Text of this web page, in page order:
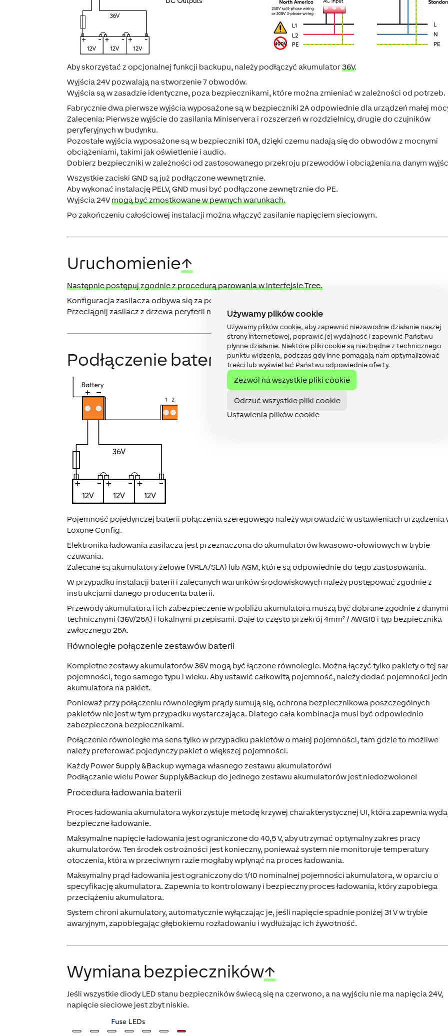
Używamy plików cookie
Używamy plików cookie, aby zapewnić niezawodne działanie naszej
strony internetowej, poprawić jej wydajność i zapewnić Państwu
płynne działanie. Niektóre pliki cookie są niezbędne z technicznego
punktu widzenia, podczas gdy inne pomagają nam optymalizować
treści lub wyświetlać Państwu odpowiednie oferty.
Zezwól na wszystkie pliki cookie
Odrzuć wszystkie pliki cookie
Ustawienia plików cookie
Aby skorzystać z opcjonalnej funkcji backupu, należy podłączyć akumulator36V.
Wyjścia 24V pozwalają na stworzenie 7 obwodów.
Wyjścia są w zasadzie identyczne, poza bezpiecznikami, które można zmieniać w zależności od potrzeb.
Fabrycznie dwa pierwsze wyjścia wyposażone są w bezpieczniki 2A odpowiednie dla urządzeń małej
Zalecenia: Pierwsze wyjście do zasilania Miniservera i rozszerzeń w rozdzielnicy, drugie do czujników
peryferyjnych w budynku.
Pozostałe wyjścia wyposażone są w bezpieczniki 10A, dzięki czemu nadają się do obwodów z mocnymi
obciążeniami, takimi jak oświetlenie i audio.
Dobierz bezpieczniki w zależności od zastosowanego przekroju przewodów i obciążenia na danym
Wszystkie zaciski GND są już podłączone wewnętrznie.
Aby wykonać instalację PELV, GND musi być podłączone zewnętrznie do PE.
Wyjścia 24Vmogą być zmostkowane w pewnych warunkach.
Po zakończeniu całościowej instalacji można włączyć zasilanie napięciem sieciowym.
Uruchomienie↑
Następnie postępuj zgodnie z procedurą parowania w interfejsie Tree.
Konfiguracja zasilacza odbywa się za pomocą
Przeciągnij zasilacz z drzewa peryferii na stronę programowania, aby wstawić blok funkcyjny.
Podłączenie baterii ↑
Pojemność pojedynczej baterii połączenia szeregowego należy wprowadzić w ustawieniach urządzenia
Loxone Config.
Elektronika ładowania zasilacza jest przeznaczona do akumulatorów kwasowo-ołowiowych w trybie
czuwania.
Zalecane są akumulatory żelowe (VRLA/SLA) lub AGM, które są odpowiednie do tego zastosowania.
W przypadku instalacji baterii i zalecanych warunków środowiskowych należy postępować zgodnie z
instrukcjami danego producenta baterii.
Przewody akumulatora i ich zabezpieczenie w pobliżu akumulatora muszą być dobrane zgodnie z
technicznymi (36V/25A) i lokalnymi przepisami. Daje to często przekrój 4mm² / AWG10 i typ bezpiecznika
zwłocznego 25A.
Równoległe połączenie zestawów baterii
Kompletne zestawy akumulatorów 36V mogą być łączone równolegle. Można łączyć tylko pakiety o tej
pojemności, tego samego typu i wieku. Aby ustawić całkowitą pojemność, należy dodać pojemności
akumulatora na pakiet.
Ponieważ przy połączeniu równoległym prądy sumują się, ochrona bezpiecznikowa poszczególnych
pakietów nie jest w tym przypadku wystarczająca. Dlatego cała kombinacja musi być odpowiednio
zabezpieczona bezpiecznikami.
Połączenie równoległe ma sens tylko w przypadku pakietów o małej pojemności, tam gdzie to możliwe
należy preferować pojedynczy pakiet o większej pojemności.
Każdy Power Supply &Backup wymaga własnego zestawu akumulatorów!
Podłączanie wielu Power Supply&Backup do jednego zestawu akumulatorów jest niedozwolone!
Procedura ładowania baterii
Proces ładowania akumulatora wykorzystuje metodę krzywej charakterystycznej UI, która zapewnia
bezpieczne ładowanie.
Maksymalne napięcie ładowania jest ograniczone do40,5 V, aby utrzymać optymalny zakres pracy
akumulatorów. Ten środek ostrożności jest konieczny, ponieważ system nie monitoruje temperatury
otoczenia, która w przeciwnym razie mogłaby wpłynąć na proces ładowania.
Maksymalny prąd ładowania jest ograniczony do1/10 nominalnej pojemności akumulatora, w oparciu o
specyfikację akumulatora. Zapewnia to kontrolowany i bezpieczny proces ładowania, który zapobiega
przeciążeniu akumulatora.
System chroni akumulatory, automatycznie wyłączając je, jeśli napięcie spadnie poniżej31 Vw trybie
awaryjnym, zapobiegając głębokiemu rozładowaniu i wydłużając ich żywotność.
Wymiana bezpieczników↑
Jeśli wszystkie diody LED stanu bezpieczników świecą się na czerwono, a na wyjściu nie ma napięcia 24V,
napięcie sieciowe jest zbyt niskie.